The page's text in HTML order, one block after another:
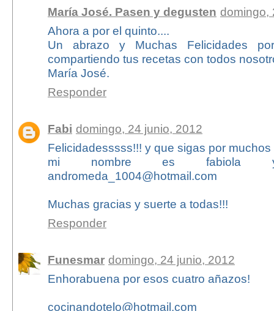
María José. Pasen y degusten domingo,
Ahora a por el quinto....
Un abrazo y Muchas Felicidades
compartiendo tus recetas con todos
María José.
Responder
Fabi domingo, 24 junio, 2012
Felicidadesssss!!! y que sigas por
mi nombre es fabiola
andromeda_1004@hotmail.com
Muchas gracias y suerte a todas!!!
Responder
Funesmar domingo, 24 junio, 2012
Enhorabuena por esos cuatro añazos!
cocinandotelo@hotmail.com